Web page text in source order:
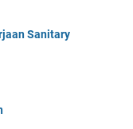
Sanitary